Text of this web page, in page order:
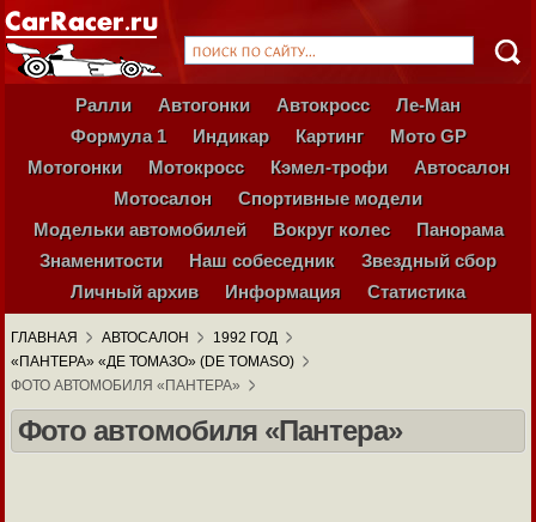
Ралли Автогонки Автокросс
Ле-Ман
Формула 1
Индикар Картинг
Мото GP
Мотогонки
Мотокросс Кэмел-трофи
Автосалон
Мотосалон
Спортивные модели
Модельки автомобилей
Вокруг колес
Панорама
Знаменитости
Наш собеседник
Звездный сбор
Личный архив
Информация Статистика
ГЛАВНАЯ АВТОСАЛОН
1992 ГОД
«ПАНТЕРА» «ДЕ ТОМАЗО» (DE TOMASO)
ФОТО АВТОМОБИЛЯ «ПАНТЕРА»
Фото автомобиля «Пантера»